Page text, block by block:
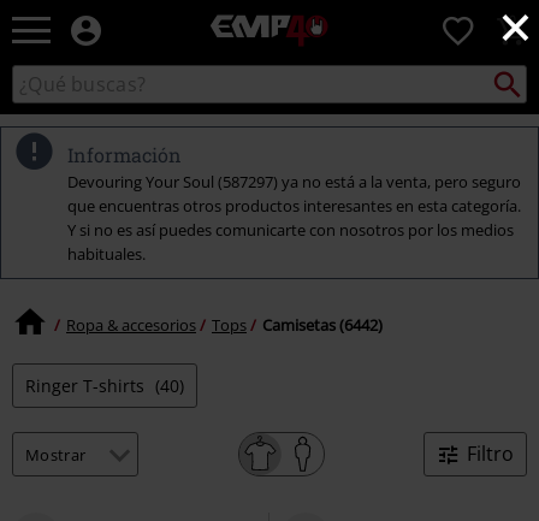
×
EMP
Música,
TV
Merch
-
Ropa
0
Buscar
en
el
catálogo
Buscar
Información
Devouring Your Soul (587297) ya no está a la venta, pero seguro
que encuentras otros productos interesantes en esta categoría.
Y si no es así puedes comunicarte con nosotros por los medios
habituales.
Ropa & accesorios Tops Camisetas (6442)
Ringer T-shirts (40)
Filtro